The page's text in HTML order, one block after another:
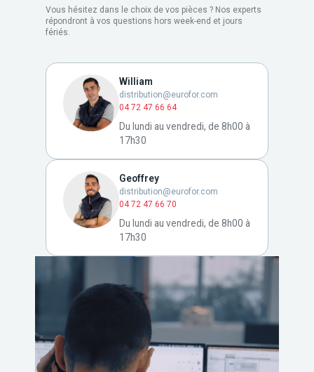
Vous hésitez dans le choix de vos pièces ? Nos experts
répondront à vos questions hors week-end et jours
fériés.
William
distribution@eurofor.com
04 72 47 66 64
Du lundi au vendredi, de 8h00 à
17h30
Geoffrey
distribution@eurofor.com
04 72 47 66 70
Du lundi au vendredi, de 8h00 à
17h30